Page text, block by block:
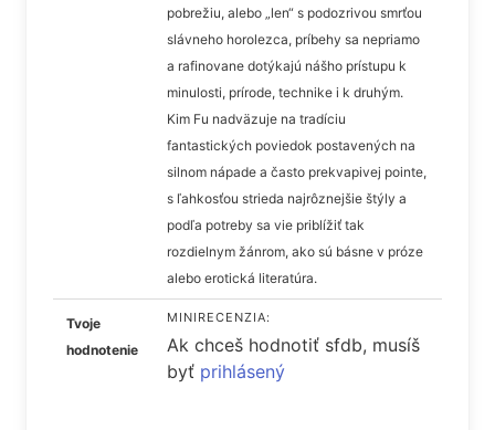
pobrežiu, alebo „len“ s podozrivou smrťou
slávneho horolezca, príbehy sa nepriamo
a rafinovane dotýkajú nášho prístupu k
minulosti, prírode, technike i k druhým.
Kim Fu nadväzuje na tradíciu
fantastických poviedok postavených na
silnom nápade a často prekvapivej pointe,
s ľahkosťou strieda najrôznejšie štýly a
podľa potreby sa vie priblížiť tak
rozdielnym žánrom, ako sú básne v próze
alebo erotická literatúra.
Tvoje
hodnotenie
MINIRECENZIA:
Ak chceš hodnotiť sfdb, musíš
byť prihlásený